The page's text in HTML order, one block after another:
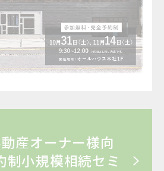
動産オーナー様向
制小規模相続セミ